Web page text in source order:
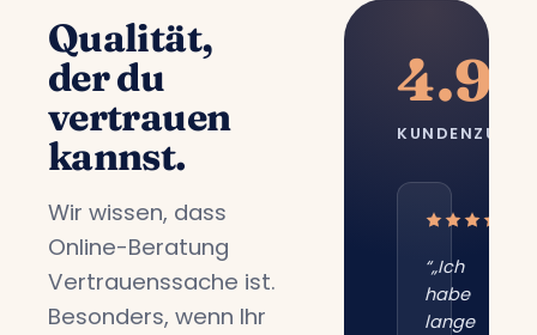
Qualität,
der du
vertrauen
kannst.
Wir wissen, dass
Online-Beratung
Vertrauenssache ist.
Besonders, wenn Ihr
4.9/
“„Ich
habe
lange